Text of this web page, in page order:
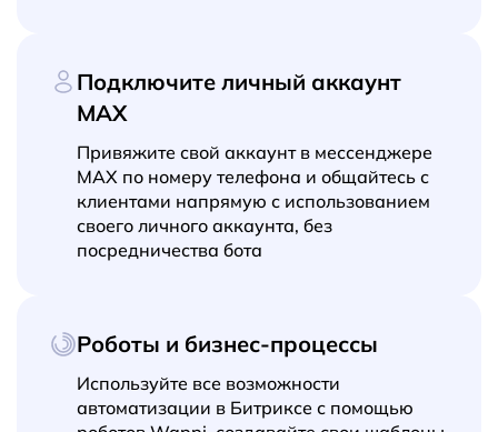
Подключите личный аккаунт
MAX
Привяжите свой аккаунт в мессенджере
MAX по номеру телефона и общайтесь с
клиентами напрямую с использованием
своего личного аккаунта, без
посредничества бота
Роботы и бизнес-процессы
Используйте все возможности
автоматизации в Битриксе с помощью